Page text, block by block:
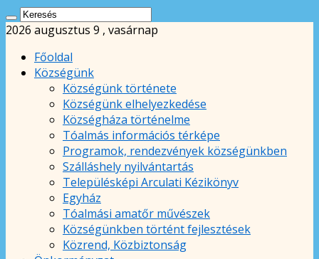
2026 augusztus 9 , vasárnap
Főoldal
Községünk
Községünk története
Községünk elhelyezkedése
Községháza történelme
Tóalmás információs térképe
Programok, rendezvények községünkben
Szálláshely nyilvántartás
Településképi Arculati Kézikönyv
Egyház
Tóalmási amatőr művészek
Községünkben történt fejlesztések
Közrend, Közbiztonság